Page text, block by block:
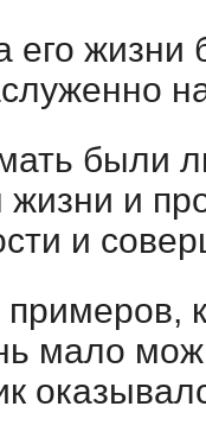
его жизни
были
и
и
мало